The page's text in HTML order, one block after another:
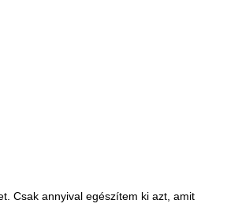
Csak annyival egészítem ki azt, amit